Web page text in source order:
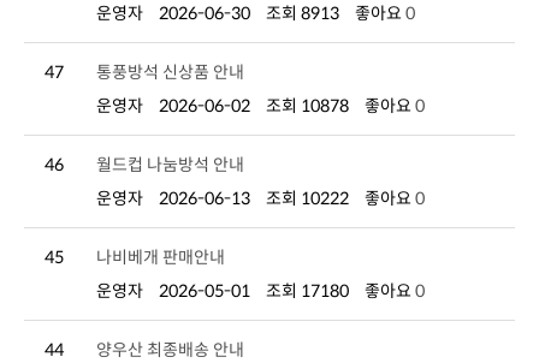
운영자
2026-06-30 조회 8913 좋아요 0
47
통풍방석 신상품 안내
운영자
2026-06-02 조회 10878 좋아요 0
46
월드컵 나눔방석 안내
운영자
2026-06-13 조회 10222 좋아요 0
45
나비베개 판매안내
운영자
2026-05-01 조회 17180 좋아요 0
44
양우산 최종배송 안내